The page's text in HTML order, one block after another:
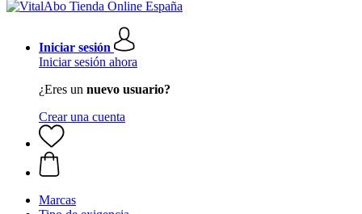
Iniciar sesión
Iniciar sesión ahora
¿Eres un nuevo usuario?
Crear una cuenta
Marcas